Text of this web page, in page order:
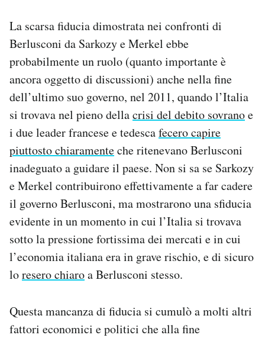
La scarsa fiducia dimostrata nei confronti di
Berlusconi da Sarkozy e Merkel ebbe
probabilmente un ruolo (quanto importante è
ancora oggetto di discussioni) anche nella fine
dell’ultimo suo governo, nel 2011, quando l’Italia
si trovava nel pieno dellacrisi del debito sovranoe
i due leader francese e tedescafecero capire
piuttosto chiaramenteche ritenevano Berlusconi
inadeguato a guidare il paese. Non si sa se Sarkozy
e Merkel contribuirono effettivamente a far cadere
il governo Berlusconi, ma mostrarono una sfiducia
evidente in un momento in cui l’Italia si trovava
sotto la pressione fortissima dei mercati e in cui
l’economia italiana era in grave rischio, e di sicuro
loresero chiaroa Berlusconi stesso.
Questa mancanza di fiducia si cumulò a molti altri
fattori economici e politici che alla fine